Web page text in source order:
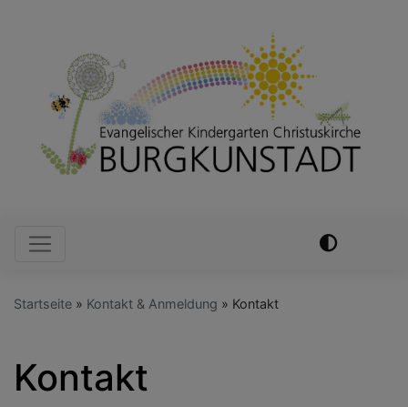
Hauptnavigation
Startseite Kontakt & Anmeldung Kontakt
Kontakt